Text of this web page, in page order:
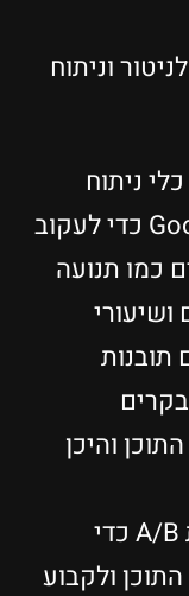
וניתוח
ניתוח
חזקים כגון Google Analytics כדי לעקוב
כמו תנועה
והיכן
: ערכו בדיקות A/B כדי
ולקבוע